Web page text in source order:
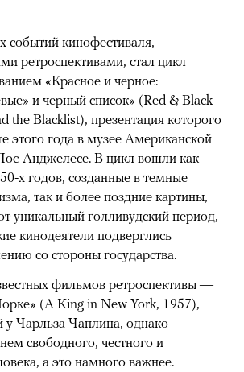
событий кинофестиваля,
ретроспективами, стал цикл
«Красное и черное:
и черный список» (Red & Black —
the Blacklist), презентация которого
этого года в музее Американской
Анджелесе. В цикл вошли как
х годов, созданные в темные
так и более поздние картины,
уникальный голливудский период,
кинодеятели подверглись
со стороны государства.
фильмов ретроспективы —
(A King in New York, 1957),
у Чарльза Чаплина, однако
свободного, честного и
а это намного важнее.